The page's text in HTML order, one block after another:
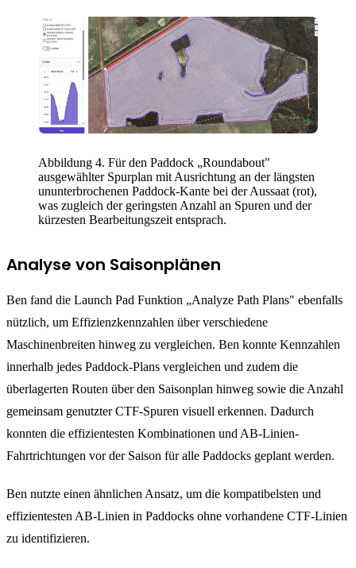
Abbildung 4. Für den Paddock „Roundabout"
ausgewählter Spurplan mit Ausrichtung an der längsten
ununterbrochenen Paddock-Kante bei der Aussaat (rot),
was zugleich der geringsten Anzahl an Spuren und der
kürzesten Bearbeitungszeit entsprach.
Analyse von Saisonplänen
Ben fand die Launch Pad Funktion „Analyze Path Plans" ebenfalls
nützlich, um Effizienzkennzahlen über verschiedene
Maschinenbreiten hinweg zu vergleichen. Ben konnte Kennzahlen
innerhalb jedes Paddock-Plans vergleichen und zudem die
überlagerten Routen über den Saisonplan hinweg sowie die Anzahl
gemeinsam genutzter CTF-Spuren visuell erkennen. Dadurch
konnten die effizientesten Kombinationen und AB-Linien-
Fahrtrichtungen vor der Saison für alle Paddocks geplant werden.
Ben nutzte einen ähnlichen Ansatz, um die kompatibelsten und
effizientesten AB-Linien in Paddocks ohne vorhandene CTF-Linien
zu identifizieren.